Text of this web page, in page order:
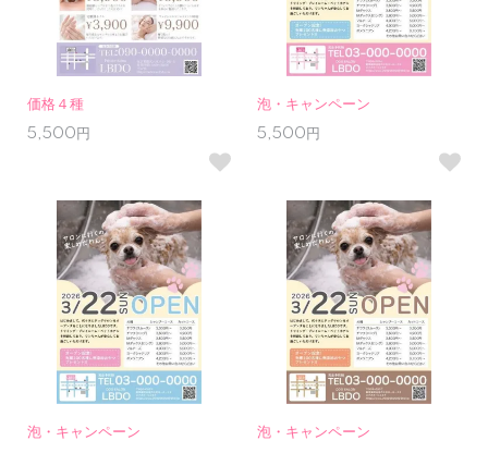
価格４種
5,500円
泡・キャンペーン
5,500円
泡・キャンペーン
泡・キャンペーン